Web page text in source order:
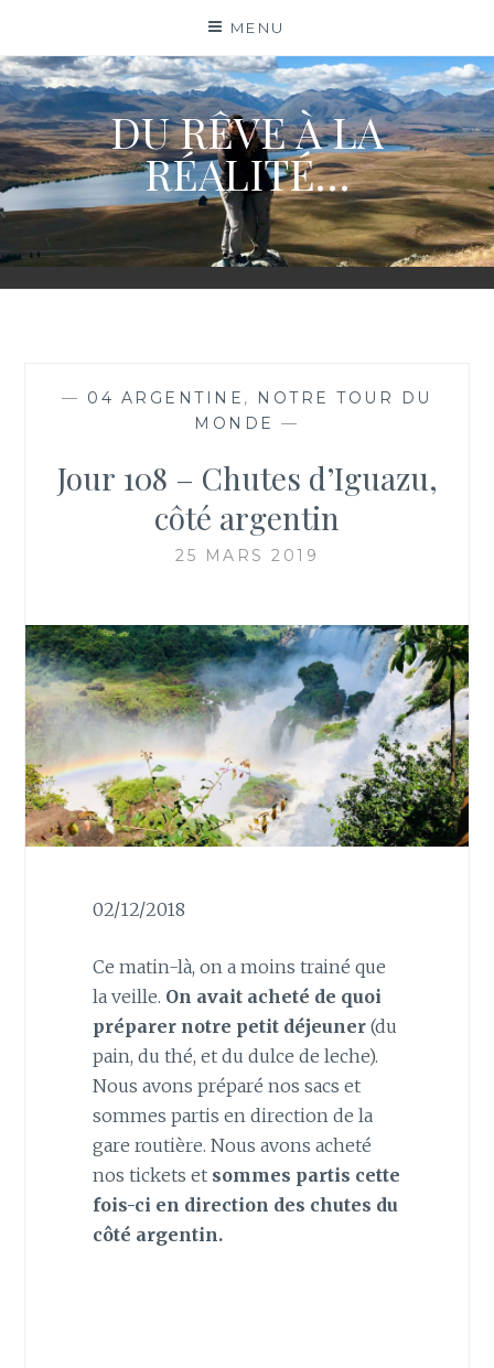
content
MENU
DU RÊVE À LA
RÉALITÉ…
— 04 ARGENTINE , NOTRE TOUR DU
MONDE —
Jour 108 – Chutes d’Iguazu,
côté argentin
25 MARS 2019
02/12/2018
Ce matin-là, on a moins trainé que
la veille. On avait acheté de quoi
préparer notre petit déjeuner(du
pain, du thé, et du dulce de leche).
Nous avons préparé nos sacs et
sommes partis en direction de la
gare routière. Nous avons acheté
nos tickets et sommes partis cette
fois-ci en direction des chutes du
côté argentin.